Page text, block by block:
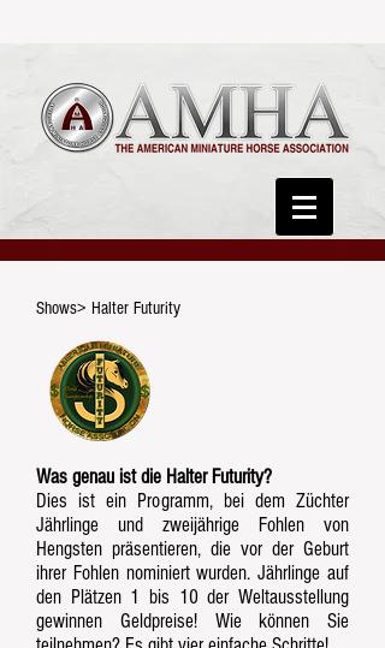
Shows> Halter Futurity
Was genau ist die Halter Futurity?
Dies ist ein Programm, bei dem Züchter
Jährlinge und zweijährige Fohlen von
Hengsten präsentieren, die vor der Geburt
ihrer Fohlen nominiert wurden. Jährlinge auf
den Plätzen 1 bis 10 der Weltausstellung
gewinnen Geldpreise! Wie können Sie